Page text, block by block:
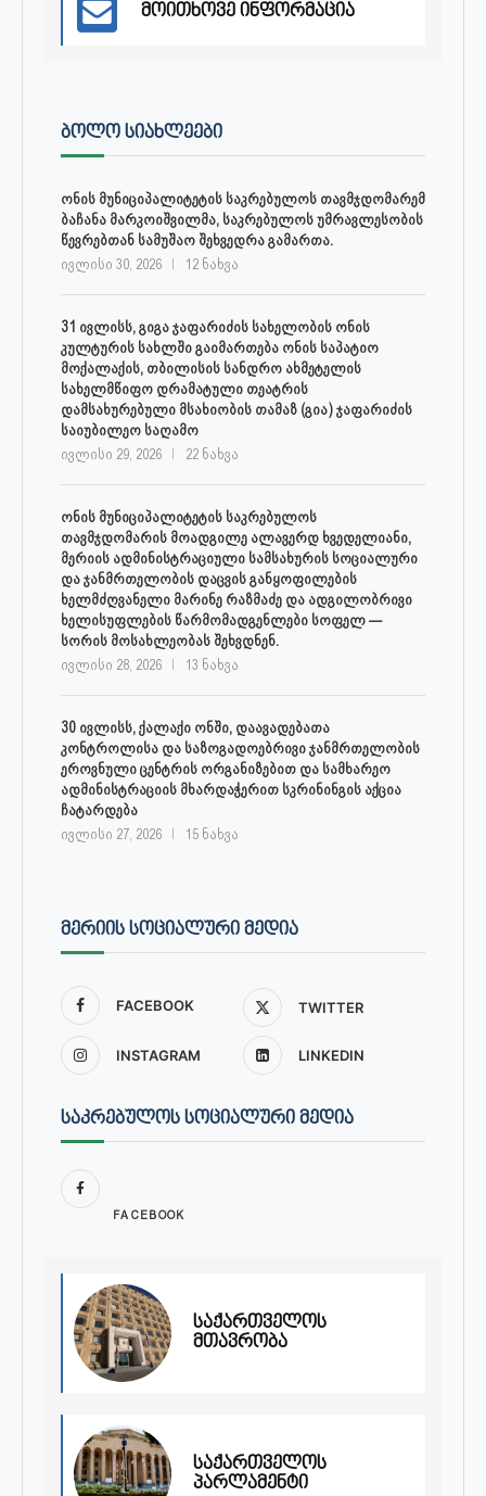
მოითხოვე ინფორმაცია
ᲑᲝᲚᲝ ᲡᲘᲐᲮᲚᲔᲔᲑᲘ
ონის მუნიციპალიტეტის საკრებულოს თავმჯდომარემ
ბაჩანა მარკოიშვილმა, საკრებულოს უმრავლესობის
წევრებთან სამუშაო შეხვედრა გამართა.
ივლისი 30, 2026 12 ნახვა
31 ივლისს, გიგა ჯაფარიძის სახელობის ონის
კულტურის სახლში გაიმართება ონის საპატიო
მოქალაქის, თბილისის სანდრო ახმეტელის
სახელმწიფო დრამატული თეატრის
დამსახურებული მსახიობის თამაზ (გია) ჯაფარიძის
საიუბილეო საღამო
ივლისი 29, 2026 22 ნახვა
ონის მუნიციპალიტეტის საკრებულოს
თავმჯდომარის მოადგილე ალავერდ ხვედელიანი,
მერიის ადმინისტრაციული სამსახურის სოციალური
და ჯანმრთელობის დაცვის განყოფილების
ხელმძღვანელი მარინე რაზმაძე და ადგილობრივი
ხელისუფლების წარმომადგენლები სოფელ —
სორის მოსახლეობას შეხვდნენ.
ივლისი 28, 2026 13 ნახვა
30 ივლისს, ქალაქი ონში, დაავადებათა
კონტროლისა და საზოგადოებრივი ჯანმრთელობის
ეროვნული ცენტრის ორგანიზებით და სამხარეო
ადმინისტრაციის მხარდაჭერით სკრინინგის აქცია
ჩატარდება
ივლისი 27, 2026 15 ნახვა
ᲛᲔᲠᲘᲘᲡ ᲡᲝᲪᲘᲐᲚᲣᲠᲘ ᲛᲔᲓᲘᲐ
FACEBOOK TWITTER
INSTAGRAM LINKEDIN
ᲡᲐᲙᲠᲔᲑᲣᲚᲝᲡ ᲡᲝᲪᲘᲐᲚᲣᲠᲘ ᲛᲔᲓᲘᲐ
FACEBOOK
საქართველოს
მთავრობა
საქართველოს
პარლამენტი